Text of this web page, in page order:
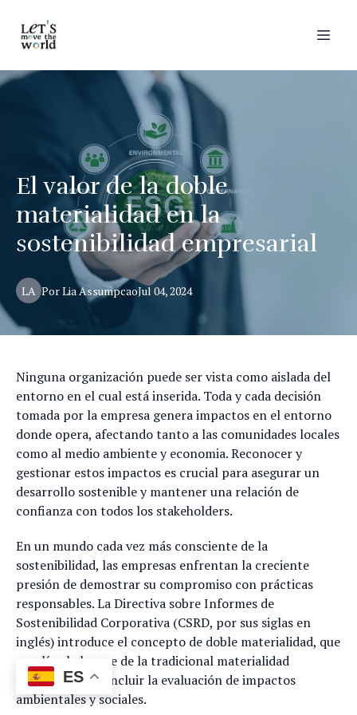
El valor de la doble
materialidad en la
sostenibilidad empresarial
LA Jul 04, 2024
PorLia Assumpcao
Ninguna organización puede ser vista como aislada del
entorno en el cual está inserida. Toda y cada decisión
tomada por la empresa genera impactos en el entorno
donde opera, afectando tanto a las comunidades locales
como al medio ambiente y economia. Reconocer y
gestionar estos impactos es crucial para asegurar un
desarrollo sostenible y mantener una relación de
confianza con todos los stakeholders.
En un mundo cada vez más consciente de la
sostenibilidad, las empresas enfrentan la creciente
presión de demostrar su compromiso con prácticas
responsables. La Directiva sobre Informes de
Sostenibilidad Corporativa (CSRD, por sus siglas en
inglés) introduce el concepto de doble materialidad, que
amplía el alcance de la tradicional materialidad
financiera para incluir la evaluación de impactos
ambientales y sociales.
ES